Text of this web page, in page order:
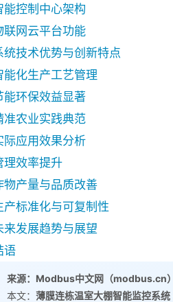
能控制中心架构
联网云平台功能
统技术优势与创新特点
能化生产工艺管理
能环保效益显著
准农业实践典范
际应用效果分析
理效率提升
物产量与品质改善
产标准化与可复制性
来发展趋势与展望
语
来源：Modbus中文网（modbus.cn）
本文： 薄膜连栋温室大棚智能监控系统